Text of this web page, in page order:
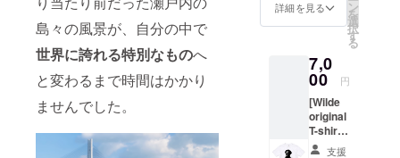
島々の風景が、自分の中で
世界に誇れる特別なものへ
と変わるまで時間はかかり
ませんでした。
15.2
cm)
100%ナ
ルコッ
トン
メール
さい。
しかな
クセサ
リーで
真のデ
ザイン
は一例
です。
プオリ
ジナルT
ちらの
作品は
女性モ
デルの
背景に
ヴィ
ヴィッ
詳細を見る ン
を
選
択
す
る
7,0
00 円
[Wilde
original
T-shirt]
スペイ
支援